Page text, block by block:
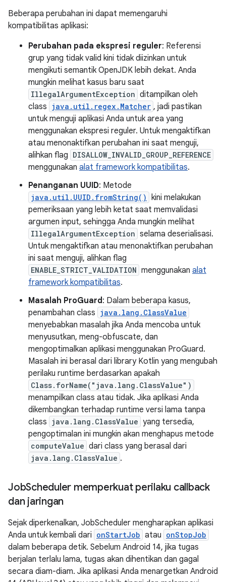
Beberapa perubahan ini dapat memengaruhi
kompatibilitas aplikasi:
Perubahan pada ekspresi reguler: Referensi
grup yang tidak valid kini tidak diizinkan untuk
mengikuti semantik OpenJDK lebih dekat. Anda
mungkin melihat kasus baru saat
IllegalArgumentException ditampilkan oleh
class java.util.regex.Matcher , jadi pastikan
untuk menguji aplikasi Anda untuk area yang
menggunakan ekspresi reguler. Untuk mengaktifkan
atau menonaktifkan perubahan ini saat menguji,
alihkan flag DISALLOW_INVALID_GROUP_REFERENCE
menggunakan alat framework kompatibilitas.
Penanganan UUID: Metode
java.util.UUID.fromString() kini melakukan
pemeriksaan yang lebih ketat saat memvalidasi
argumen input, sehingga Anda mungkin melihat
IllegalArgumentException selama deserialisasi.
Untuk mengaktifkan atau menonaktifkan perubahan
ini saat menguji, alihkan flag
ENABLE_STRICT_VALIDATION menggunakan alat
framework kompatibilitas.
Masalah ProGuard: Dalam beberapa kasus,
penambahan class java.lang.ClassValue
menyebabkan masalah jika Anda mencoba untuk
menyusutkan, meng-obfuscate, dan
mengoptimalkan aplikasi menggunakan ProGuard.
Masalah ini berasal dari library Kotlin yang mengubah
perilaku runtime berdasarkan apakah
Class.forName("java.lang.ClassValue")
menampilkan class atau tidak. Jika aplikasi Anda
dikembangkan terhadap runtime versi lama tanpa
class java.lang.ClassValue yang tersedia,
pengoptimalan ini mungkin akan menghapus metode
computeValue dari class yang berasal dari
java.lang.ClassValue .
JobScheduler memperkuat perilaku callback
dan jaringan
Sejak diperkenalkan, JobScheduler mengharapkan aplikasi
Anda untuk kembali dari onStartJob atau onStopJob
dalam beberapa detik. Sebelum Android 14, jika tugas
berjalan terlalu lama, tugas akan dihentikan dan gagal
secara diam-diam. Jika aplikasi Anda menargetkan Android